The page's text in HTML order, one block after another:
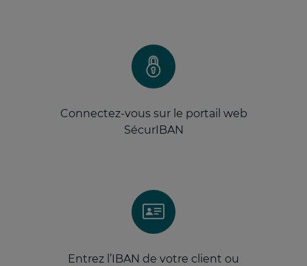
Connectez-vous sur le portail web
SécurIBAN
Entrez l’IBAN de votre client ou